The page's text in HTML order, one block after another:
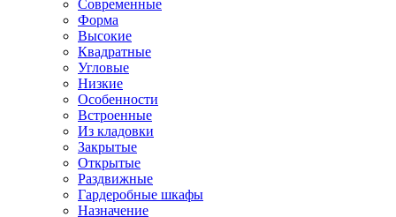
Современные
Форма
Высокие
Квадратные
Угловые
Низкие
Особенности
Встроенные
Из кладовки
Закрытые
Открытые
Раздвижные
Гардеробные шкафы
Назначение